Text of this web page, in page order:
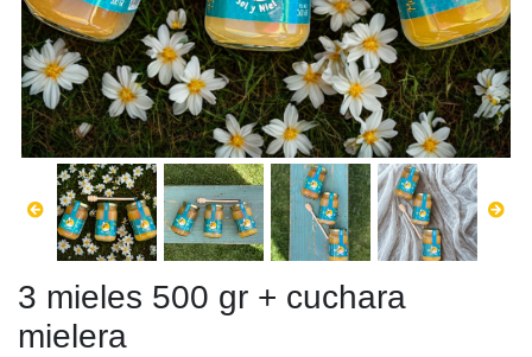
3 mieles 500 gr + cuchara
mielera